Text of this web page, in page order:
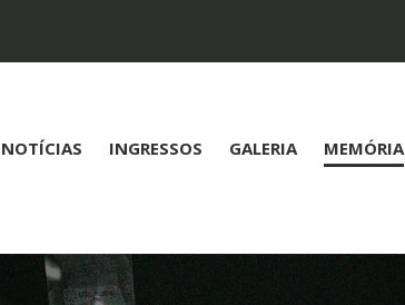
NOTÍCIAS INGRESSOS GALERIA MEMÓRIA